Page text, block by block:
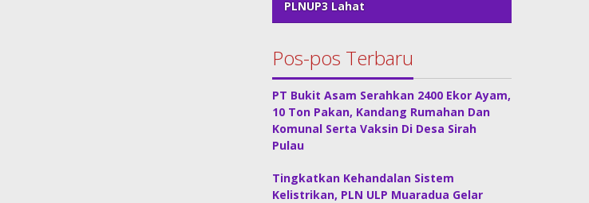
PLNUP3 Lahat
Pos-pos Terbaru
PT Bukit Asam Serahkan 2400 Ekor Ayam,
10 Ton Pakan, Kandang Rumahan Dan
Komunal Serta Vaksin Di Desa Sirah
Pulau
Tingkatkan Kehandalan Sistem
Kelistrikan, PLN ULP Muaradua Gelar